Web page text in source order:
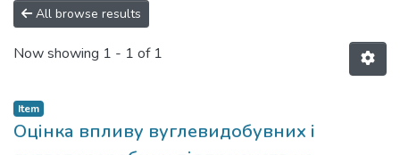
All browse results
Now showing 1 - 1 of 1
Item
Оцінка впливу вуглевидобувних і